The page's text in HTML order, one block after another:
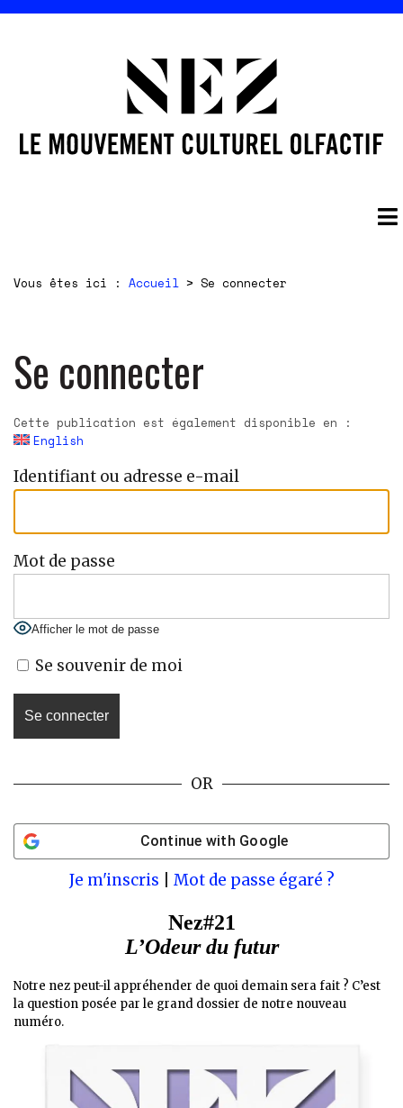
Vous êtes ici : Accueil > Se connecter
Se connecter
Cette publication est également disponible en :
English
Identifiant ou adresse e-mail
Mot de passe
Afficher le mot de passe
Se souvenir de moi
OR
Continue with Google
Je m'inscris Mot de passe égaré ?
Nez#21
L’Odeur du futur
Notre nez peut-il appréhender de quoi demain sera fait ? C’est
la question posée par le grand dossier de notre nouveau
numéro.